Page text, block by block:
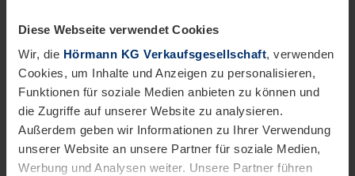
Diese Webseite verwendet Cookies
Wir, die Hörmann KG Verkaufsgesellschaft, verwenden
Cookies, um Inhalte und Anzeigen zu personalisieren,
Funktionen für soziale Medien anbieten zu können und
die Zugriffe auf unserer Website zu analysieren.
Außerdem geben wir Informationen zu Ihrer Verwendung
unserer Website an unsere Partner für soziale Medien,
Werbung und Analysen weiter. Unsere Partner führen